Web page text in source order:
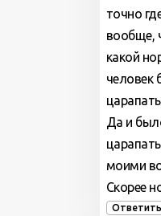
точно
вообще,
какой
человек
Да и
моими
Скорее
Ответить